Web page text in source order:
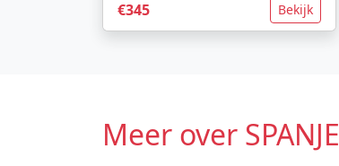
€345 Bekijk
Meer over SPANJE